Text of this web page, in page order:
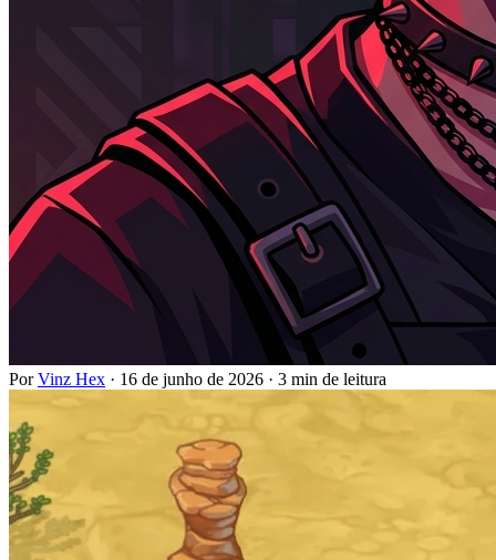
PorVinz Hex · 16 de junho de 2026 · 3 min de leitura